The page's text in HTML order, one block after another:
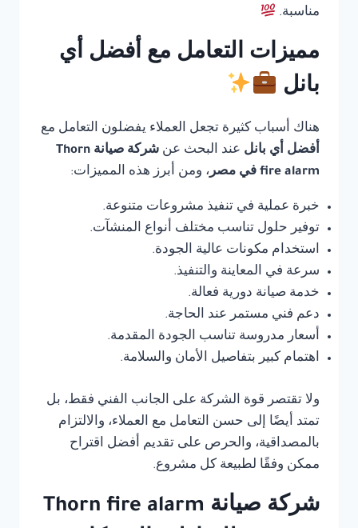
مناسبة.
مميزات التعامل مع أفضل أي
بانل
هناك أسباب كثيرة تجعل العملاء يفضلون التعامل مع
أفضل أي بانل عند البحث عن
شركة صيانة Thorn
fire alarm في مصر
، ومن أبرز هذه المميزات:
خبرة عملية في تنفيذ مشروعات متنوعة.
توفير حلول تناسب مختلف أنواع المنشآت.
استخدام مكونات عالية الجودة.
سرعة في المعاينة والتنفيذ.
خدمة صيانة دورية فعالة.
دعم فني مستمر عند الحاجة.
أسعار مدروسة تناسب الجودة المقدمة.
اهتمام كبير بتفاصيل الأمان والسلامة.
ولا تقتصر قوة الشركة على الجانب الفني فقط، بل
تمتد أيضًا إلى حسن التعامل مع العملاء، والالتزام
بالمصداقية، والحرص على تقديم أفضل اقتراح
ممكن وفقًا لطبيعة كل مشروع.
شركة صيانة Thorn fire alarm